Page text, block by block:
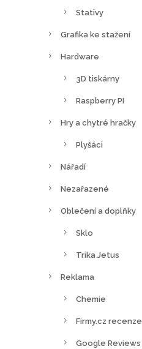
Stativy
Grafika ke stažení
Hardware
3D tiskárny
Raspberry PI
Hry a chytré hračky
Plyšáci
Nářadí
Nezařazené
Oblečení a doplňky
Sklo
Trika Jetus
Reklama
Chemie
Firmy.cz recenze
Google Reviews